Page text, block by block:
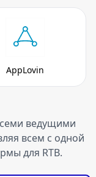
AppLovin
ведущими
всем с одной
для RTB.